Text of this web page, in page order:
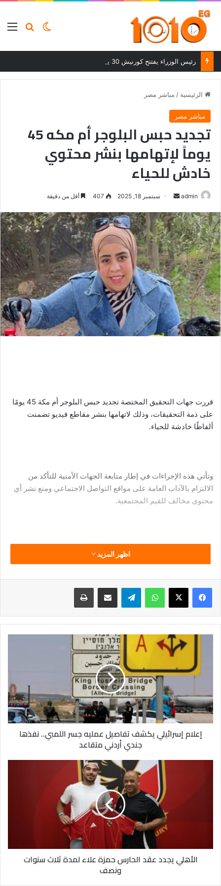
بحثالوضع
الرئيسية / مباشر مصر
مباشر مصر
تجديد حبس البلوجر أم مكه 45
يوماً لإتهامها بنشر محتوي
خادش للحياء
admin
أرسل
إلكترونيا
سبتمبر 18, 2025 407 أقل من دقيقة
قررت جهات التحقيق المختصة تجديد حبس البلوجر أم مكة 45 يومًا
على ذمة التحقيقات، وذلك لاتهامها بنشر مقاطع فيديو تضمنت
ألفاظًا خادشة للحياء.
وتأتي هذه الإجراءات في إطار متابعة الجهات الأمنية للتأكد من
الالتزام بالآداب العامة على مواقع التواصل الاجتماعي ومنع نشر أي
محتوى مخالف للقيم المجتمعية.
–
اظهر المزيد
فيسبوك ‫X واتساب تيلقرام مشاركة عبر البريد طباعة
تفاصيل
اللمبي..
نفذها
جندي
أردنيإعلام إسرائيلي يكشف تفاصيل عمليه جسر اللمبي.. نفذها
جندي أردني متقاعد
سنوات
ونصفالأهلي يجدد عقد الحارس حمزة علاء لمدة ثلاث سنوات
ونصف